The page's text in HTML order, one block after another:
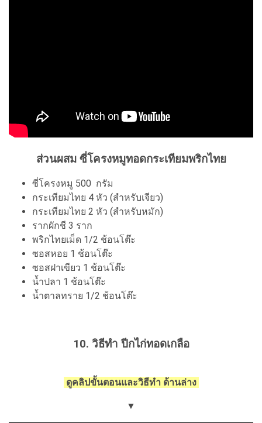
ส่วนผสม ซี่โครงหมูทอดกระเทียมพริกไทย
ซี่โครงหมู 500 กรัม
กระเทียมไทย 4 หัว (สำหรับเจียว)
กระเทียมไทย 2 หัว (สำหรับหมัก)
รากผักชี 3 ราก
พริกไทยเม็ด 1/2 ช้อนโต๊ะ
ซอสหอย 1 ช้อนโต๊ะ
ซอสฝาเขียว 1 ช้อนโต๊ะ
น้ำปลา 1 ช้อนโต๊ะ
น้ำตาลทราย 1/2 ช้อนโต๊ะ
10. วิธีทำ ปีกไก่ทอดเกลือ
ดูคลิปขั้นตอนและวิธีทำ ด้านล่าง
▼